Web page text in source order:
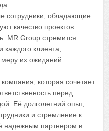
сотрудники, обладающие
качество проектов.
MR Group стремится
каждого клиента,
их ожиданий.
которая сочетает
перед
Её долголетний опыт,
и стремление к
надежным партнером в